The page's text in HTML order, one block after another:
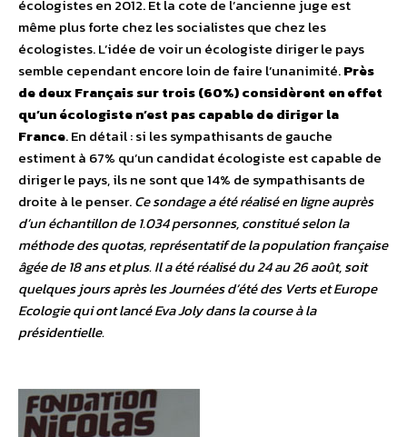
écologistes en 2012. Et la cote de l’ancienne juge est
même plus forte chez les socialistes que chez les
écologistes. L’idée de voir un écologiste diriger le pays
semble cependant encore loin de faire l’unanimité.Près
de deux Français sur trois (60%) considèrent en effet
qu’un écologiste n’est pas capable de diriger la
France. En détail : si les sympathisants de gauche
estiment à 67% qu’un candidat écologiste est capable de
diriger le pays, ils ne sont que 14% de sympathisants de
droite à le penser.Ce sondage a été réalisé en ligne auprès
d’un échantillon de 1.034 personnes, constitué selon la
méthode des quotas, représentatif de la population française
âgée de 18 ans et plus. Il a été réalisé du 24 au 26 août, soit
quelques jours après les Journées d’été des Verts et Europe
Ecologie qui ont lancé Eva Joly dans la course à la
présidentielle.